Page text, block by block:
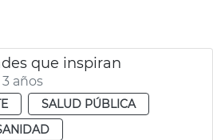
que inspiran
años
SALUD PÚBLICA